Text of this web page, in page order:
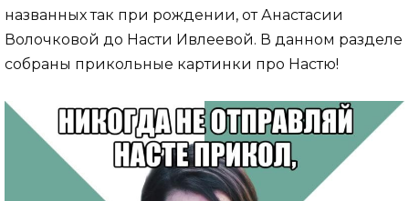
названных так при рождении, от Анастасии
Волочковой до Насти Ивлеевой. В данном разделе
собраны прикольные картинки про Настю!